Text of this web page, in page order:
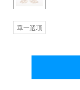
單一選項